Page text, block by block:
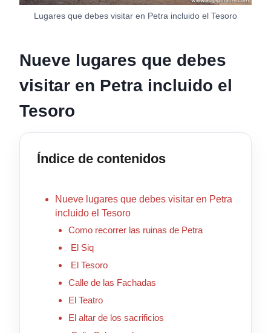
Lugares que debes visitar en Petra incluido el Tesoro
Nueve lugares que debes
visitar en Petra incluido el
Tesoro
Índice de contenidos
Nueve lugares que debes visitar en Petra
incluido el Tesoro
Como recorrer las ruinas de Petra
El Siq
El Tesoro
Calle de las Fachadas
El Teatro
El altar de los sacrificios